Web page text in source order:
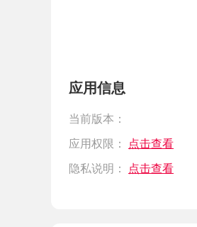
应用信息
当前版本：
应用权限： 点击查看
隐私说明： 点击查看